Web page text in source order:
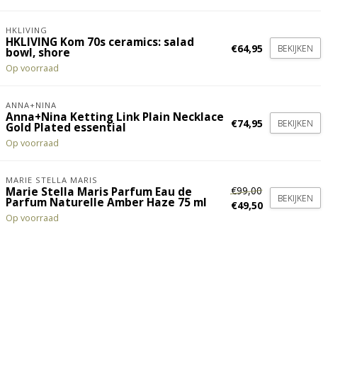
HKLIVING
HKLIVING Kom 70s ceramics: salad
bowl, shore
Op voorraad
€64,95 BEKIJKEN
ANNA+NINA
Anna+Nina Ketting Link Plain Necklace
Gold Plated essential
Op voorraad
€74,95 BEKIJKEN
MARIE STELLA MARIS
Marie Stella Maris Parfum Eau de
Parfum Naturelle Amber Haze 75 ml
Op voorraad
€99,00
€49,50
BEKIJKEN